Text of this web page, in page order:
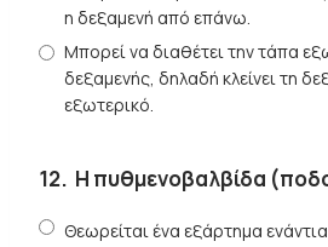
η δεξαμενή από επάνω.
Μπορεί να διαθέτει την τάπα
δεξαμενής, δηλαδή κλείνει τη
εξωτερικό.
12. Η πυθμενοβαλβίδα
Θεωρείται ένα εξάρτημα